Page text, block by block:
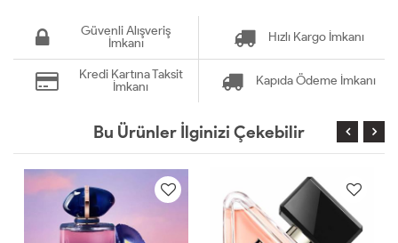
Güvenli Alışveriş
İmkanı
Hızlı Kargo İmkanı
Kredi Kartına Taksit
İmkanı
Kapıda Ödeme İmkanı
Bu Ürünler İlginizi Çekebilir